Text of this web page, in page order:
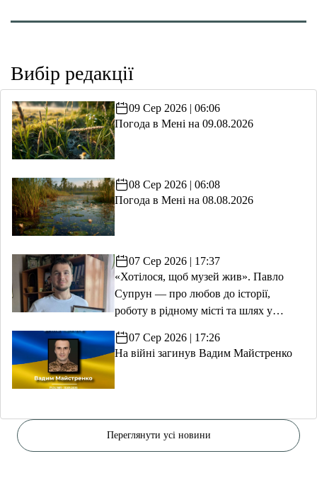
Вибір редакції
09 Сер 2026 | 06:06
Погода в Мені на 09.08.2026
08 Сер 2026 | 06:08
Погода в Мені на 08.08.2026
07 Сер 2026 | 17:37
«Хотілося, щоб музей жив». Павло
Супрун — про любов до історії,
роботу в рідному місті та шлях у
07 Сер 2026 | 17:26
На війні загинув Вадим Майстренко
Переглянути усі новини